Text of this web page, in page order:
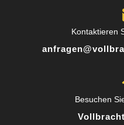
Team hat mich super
am besten zu meinem
Ergebnis hat meine
Kontaktieren
Besuchen